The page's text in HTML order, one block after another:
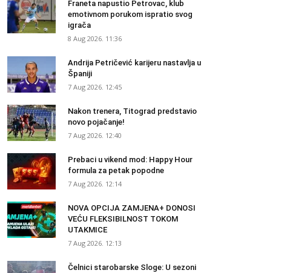
Franeta napustio Petrovac, klub
emotivnom porukom ispratio svog
igrača
8 Aug 2026. 11:36
Andrija Petričević karijeru nastavlja u
Španiji
7 Aug 2026. 12:45
Nakon trenera, Titograd predstavio
novo pojačanje!
7 Aug 2026. 12:40
Prebaci u vikend mod: Happy Hour
formula za petak popodne
7 Aug 2026. 12:14
NOVA OPCIJA ZAMJENA+ DONOSI
VEĆU FLEKSIBILNOST TOKOM
UTAKMICE
7 Aug 2026. 12:13
Čelnici starobarske Sloge: U sezoni